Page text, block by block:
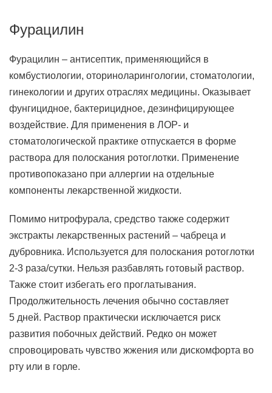
Фурацилин
Фурацилин – антисептик, применяющийся в
комбустиологии, оториноларингологии, стоматологии,
гинекологии и других отраслях медицины. Оказывает
фунгицидное, бактерицидное, дезинфицирующее
воздействие. Для применения в ЛОР- и
стоматологической практике отпускается в форме
раствора для полоскания ротоглотки. Применение
противопоказано при аллергии на отдельные
компоненты лекарственной жидкости.
Помимо нитрофурала, средство также содержит
экстракты лекарственных растений – чабреца и
дубровника. Используется для полоскания ротоглотки
2-3 раза/сутки. Нельзя разбавлять готовый раствор.
Также стоит избегать его проглатывания.
Продолжительность лечения обычно составляет
5 дней. Раствор практически исключается риск
развития побочных действий. Редко он может
спровоцировать чувство жжения или дискомфорта во
рту или в горле.